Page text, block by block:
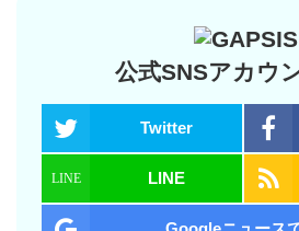
公式SNSアカウ
Twitter
LINE